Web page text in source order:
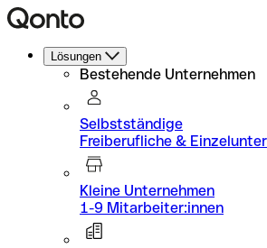
Lösungen
Bestehende Unternehmen
Selbstständige
Freiberufliche &
Kleine Unternehmen
1-9 Mitarbeiter:innen